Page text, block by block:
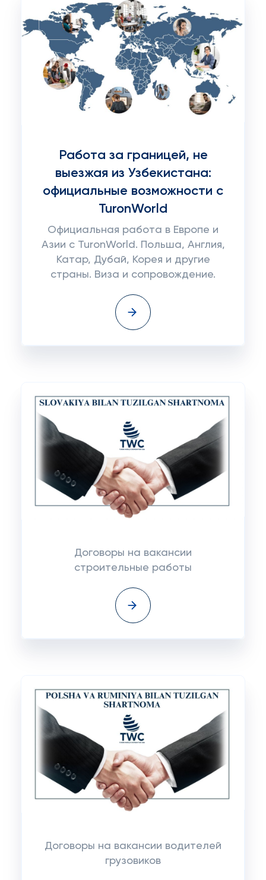
Работа за границей, не
выезжая из Узбекистана:
официальные возможности с
TuronWorld
Официальная работа в Европе и
Азии с TuronWorld. Польша, Англия,
Катар, Дубай, Корея и другие
страны. Виза и сопровождение.
Договоры на вакансии
строительные работы
Договоры на вакансии водителей
грузовиков